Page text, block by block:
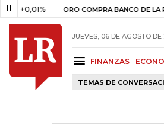
ORO COMPRA BANCO DE LA
JUEVES, 06 DE AGOSTO
FINANZAS
TEMAS DE